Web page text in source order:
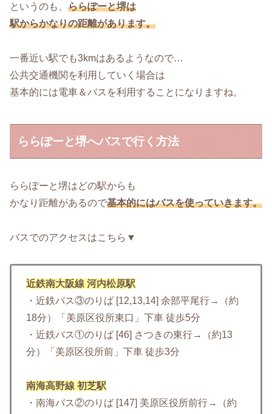
というのも、 ららぽーと堺は
駅からかなりの距離があります。
一番近い駅でも3kmはあるようなので…
公共交通機関を利用していく場合は
基本的には電車＆バスを利用することになりますね。
ららぽーと堺へバスで行く方法
ららぽーと堺はどの駅からも
かなり距離があるので基本的にはバスを使っていきます。
バスでのアクセスはこちら▼
近鉄南大阪線 河内松原駅
・近鉄バス③のりば [12,13,14] 余部平尾行→（約
18分）「美原区役所東口」下車 徒歩5分
・近鉄バス①のりば [46] さつきの東行→（約13
分）「美原区役所前」下車 徒歩3分
南海高野線 初芝駅
・南海バス②のりば [147] 美原区役所前行→（約